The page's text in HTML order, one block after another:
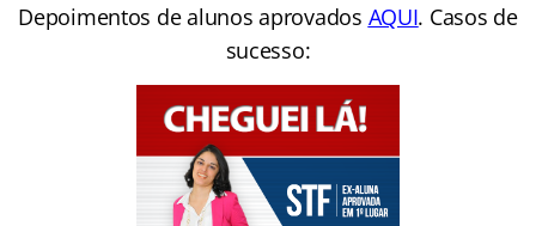
Depoimentos de alunos aprovados AQUI. Casos de
sucesso: